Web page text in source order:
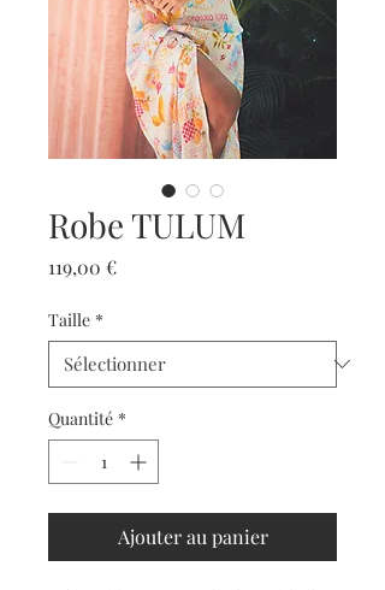
Robe TULUM
119,00 €Prix
Taille *
Quantité *
Ajouter au panier